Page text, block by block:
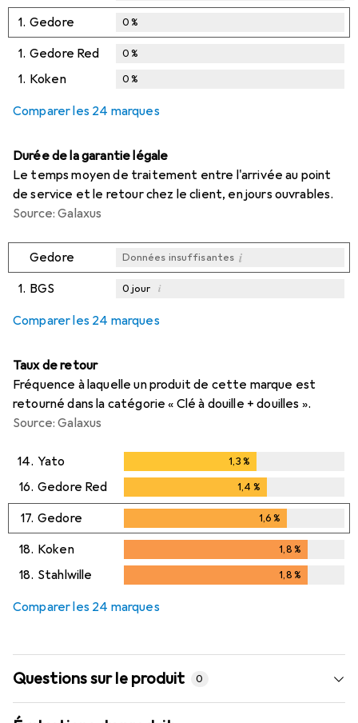
1. Gedore 0%
1. Gedore Red 0%
1. Koken 0%
Comparer les 24 marques
Durée de la garantie légale
Le temps moyen de traitement entre l'arrivée au point
de service et le retour chez le client, en jours ouvrables.
Source: Galaxus
Gedore Données insuffisantes i
1. BGS 0jour i
Comparer les 24 marques
Taux de retour
Fréquence à laquelle un produit de cette marque est
retourné dans la catégorie « Clé à douille + douilles ».
Source: Galaxus
14. Yato 1,3%
16. Gedore Red 1,4 %
17. Gedore 1,6%
18. Koken 1,8%
18. Stahlwille 1,8%
Comparer les 24 marques
Questions sur le produit 0